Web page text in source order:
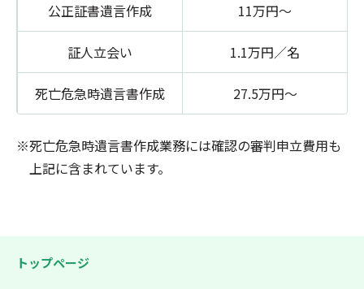
公正証書遺言作成 11万円～
証人立会い 1.1万円／名
死亡危急時遺言書作成 27.5万円～
死亡危急時遺言書作成業務には確認の審判申立費用も
上記に含まれています。
トップページ